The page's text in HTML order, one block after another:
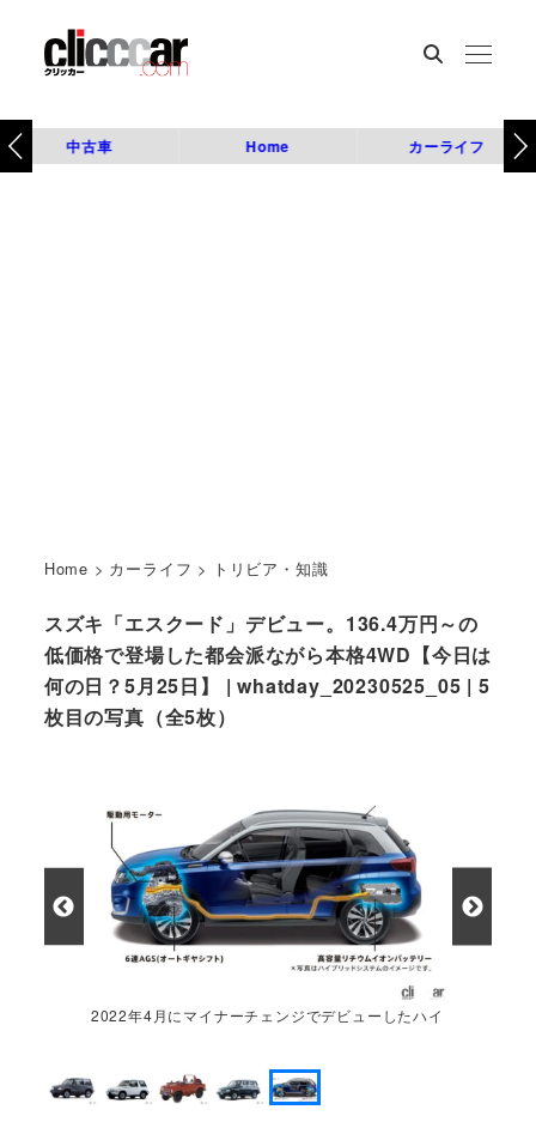
中古車 Home カーライフ
Home > カーライフ > トリビア・知識
スズキ「エスクード」デビュー。136.4万円～の
低価格で登場した都会派ながら本格4WD【今日は
何の日？5月25日】 | whatday_20230525_05 | 5
枚目の写真（全5枚）
2022年4月にマイナーチェンジでデビューしたハイ